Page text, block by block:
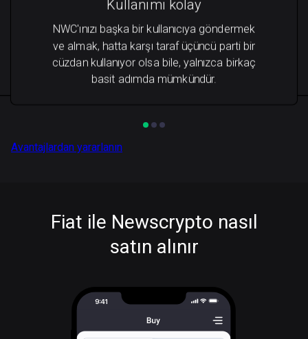
Kullanımı kolay
NWC'ınızı başka bir kullanıcıya göndermek
ve almak, hatta karşı taraf üçüncü parti bir
cüzdan kullanıyor olsa bile, yalnızca birkaç
basit adımda mümkündür.
Avantajlardan yararlanın
Fiat ile Newscrypto nasıl
satın alınır